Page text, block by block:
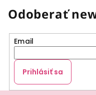
Odoberať
Email
Prihlásiť sa